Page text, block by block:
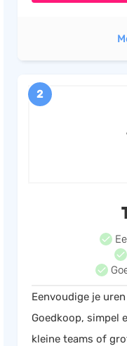
2
Eenvoudige je
Goedkoop, simpel
kleine teams of